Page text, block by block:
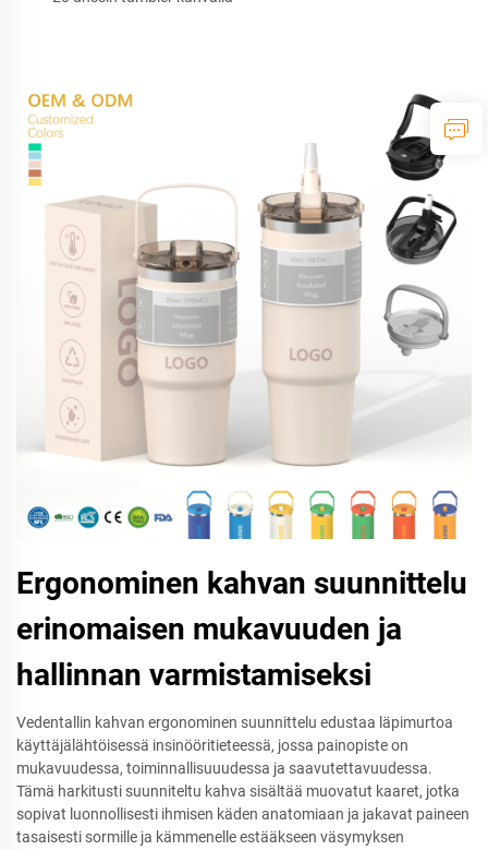
Ergonominen kahvan suunnittelu
erinomaisen mukavuuden ja
hallinnan varmistamiseksi
Vedentallin kahvan ergonominen suunnittelu edustaa läpimurtoa
käyttäjälähtöisessä insinööritieteessä, jossa painopiste on
mukavuudessa, toiminnallisuuudessa ja saavutettavuudessa.
Tämä harkitusti suunniteltu kahva sisältää muovatut kaaret, jotka
sopivat luonnollisesti ihmisen käden anatomiaan ja jakavat paineen
tasaisesti sormille ja kämmenelle estääkseen väsymyksen